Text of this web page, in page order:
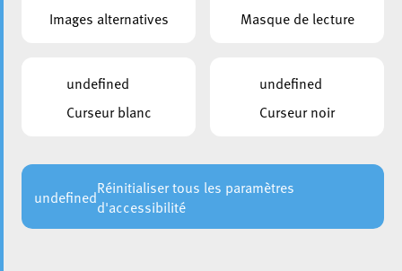
Le mardi 19 mai 2026, le Collège des bourgmestre et
officielle à l’Hôtel de Ville afin de mettre à l’honneur
plusieurs équipes sportives eschoises pour leurs
excellents résultats durant la saison 2025/2026.
Images alternatives
Masque de lecture
undefined
Curseur blanc
undefined
Curseur noir
undefinedRéinitialiser tous les paramètres
d'accessibilité